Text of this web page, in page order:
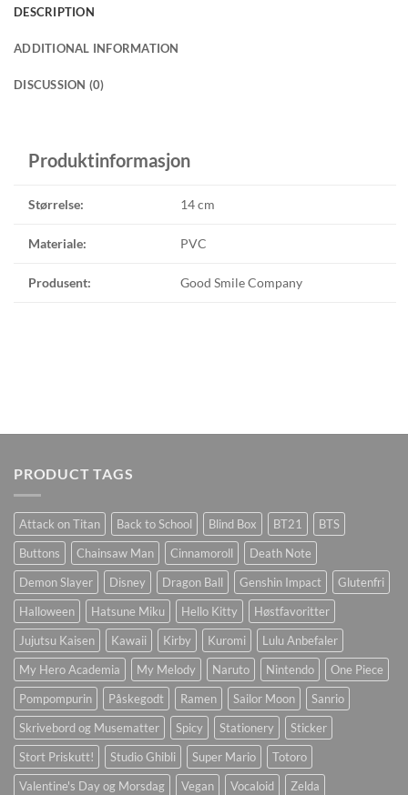
DESCRIPTION
ADDITIONAL INFORMATION
DISCUSSION (0)
Produktinformasjon
Størrelse: 14 cm
Materiale: PVC
Produsent: Good Smile Company
PRODUCT TAGS
Attack on Titan Back to School Blind Box BT21
BTS
Buttons
Chainsaw Man Cinnamoroll
Death Note
Demon Slayer
Disney Dragon Ball Genshin Impact
Glutenfri
Halloween
Hatsune Miku Hello Kitty
Høstfavoritter
Jujutsu Kaisen
Kawaii Kirby Kuromi
Lulu Anbefaler
My Hero Academia
My Melody Naruto Nintendo
One Piece
Pompompurin
Påskegodt Ramen Sailor Moon
Sanrio
Skrivebord og Musematter
Spicy Stationery
Sticker
Stort Priskutt!
Studio Ghibli Super Mario
Totoro
Valentine's Day og Morsdag
Vegan Vocaloid Zelda